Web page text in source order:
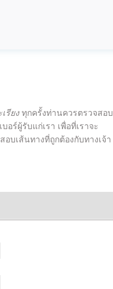
รียงทุกครั้งท่านควรตรวจสอบ
ร์ผู้รับแก่เรา เพื่อที่เราจะ
บเส้นทางที่ถูกต้องกับทางเจ้า